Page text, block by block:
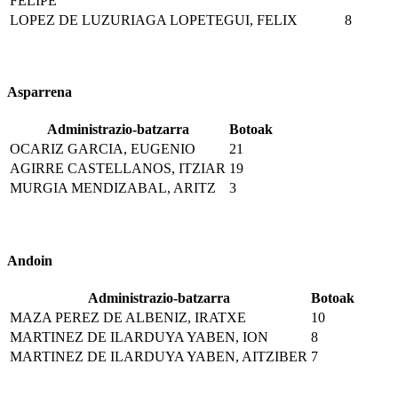
LOPEZ DE LUZURIAGA LOPETEGUI, FELIX
8
Asparrena
Administrazio-batzarra
Botoak
OCARIZ GARCIA, EUGENIO
21
AGIRRE CASTELLANOS, ITZIAR 19
MURGIA MENDIZABAL, ARITZ
3
Andoin
Administrazio-batzarra
Botoak
MAZA PEREZ DE ALBENIZ, IRATXE
10
MARTINEZ DE ILARDUYA YABEN, ION
8
MARTINEZ DE ILARDUYA YABEN, AITZIBER 7